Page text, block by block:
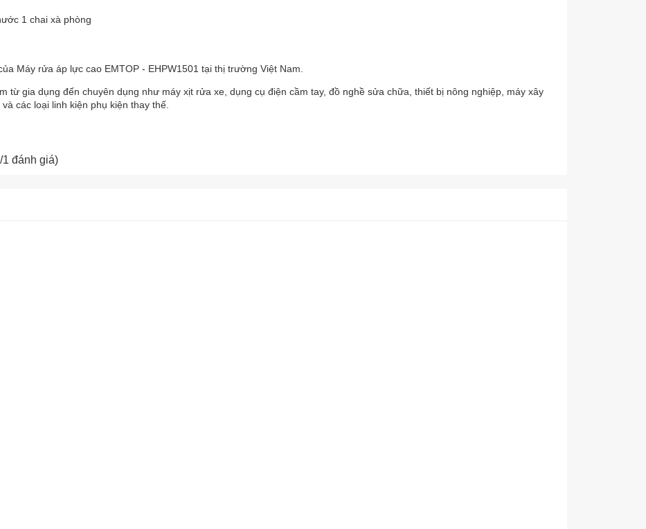
1 chai xà phòng
Máy rửa áp lực cao EMTOP - EHPW1501 tại thị trường Việt Nam.
từ gia dụng đến chuyên dụng như máy xịt rửa xe, dụng cụ điện cầm tay, đồ nghề sửa chữa, thiết bị nông nghiệp, máy xây
các loại linh kiện phụ kiện thay thế.
stars
1 đánh giá)